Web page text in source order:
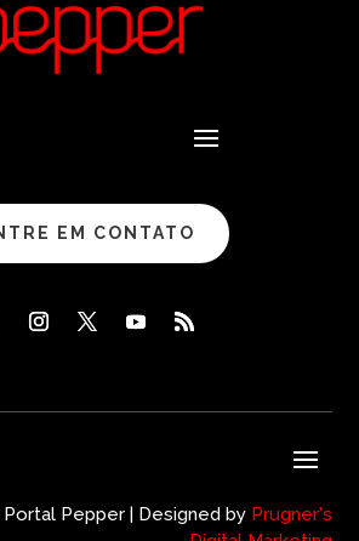
EM CONTATO
Pepper | Designed by Prugner's